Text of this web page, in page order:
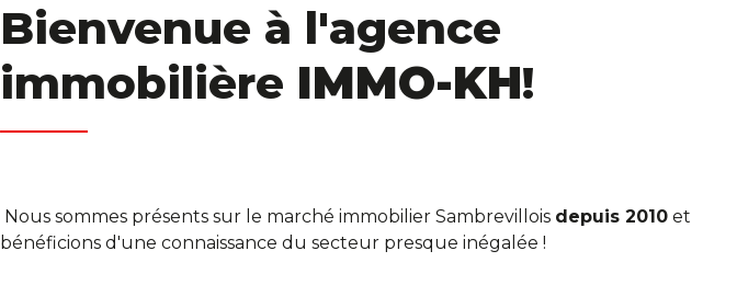
Bienvenue à l'agence
immobilière IMMO-KH!
Nous sommes présents sur le marché immobilier Sambrevillois depuis 2010et
bénéficions d'une connaissance du secteur presque inégalée !